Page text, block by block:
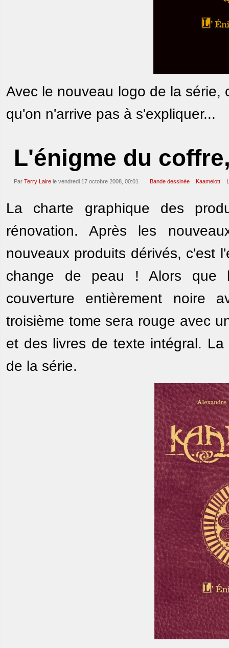
Avec le nouveau logo de la
qu'on n'arrive pas à s'expliquer...
L'énigme du
Par Terry Laire le vendredi 17 octobre 2008, 00:01 Bande dessinée Kaamelott
La charte graphique des
rénovation. Après les
nouveaux produits dérivés, c'est
change de peau ! Alors que
couverture entièrement noire
troisième tome sera rouge avec
et des livres de texte intégral.
de la série.